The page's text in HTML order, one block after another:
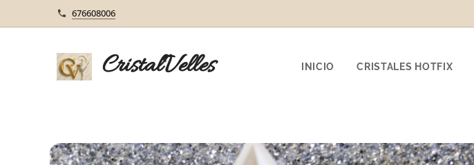
676608006
CristalVelles INICIO CRISTALES HOTFIX